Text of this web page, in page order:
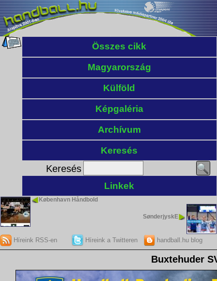
Összes cikk
Magyarország
Külföld
Képgaléria
Archívum
Keresés
Keresés
Linkek
København Håndbold
SønderjyskE
Híreink RSS-en Híreink a Twitteren handball.hu blog
Buxtehuder